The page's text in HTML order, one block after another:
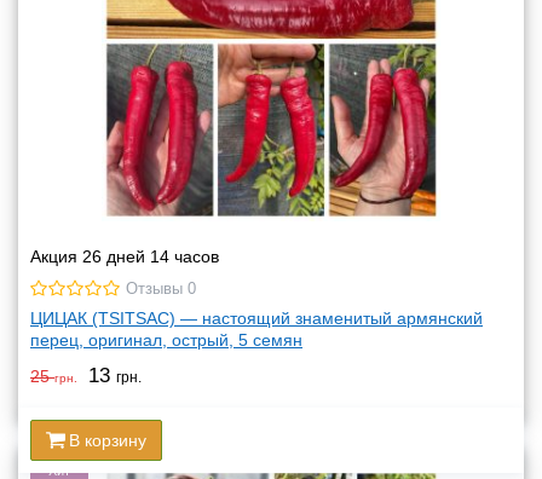
Акция 26 дней 14 часов
Отзывы 0
ЦИЦАК (TSITSAC) — настоящий знаменитый армянский
перец, оригинал, острый, 5 семян
25грн. 13 грн.
В корзину
Хит